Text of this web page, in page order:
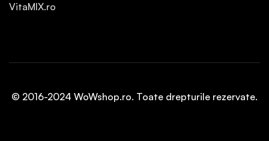
VitaMIX.ro
© 2016-2024 WoWshop.ro. Toate drepturile rezervate.